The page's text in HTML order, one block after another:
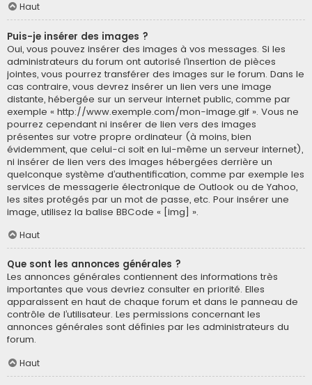
Haut
Puis-je insérer des images ?
Oui, vous pouvez insérer des images à vos messages. Si les
administrateurs du forum ont autorisé l’insertion de pièces
jointes, vous pourrez transférer des images sur le forum. Dans le
cas contraire, vous devrez insérer un lien vers une image
distante, hébergée sur un serveur internet public, comme par
exemple « http://www.exemple.com/mon-image.gif ». Vous ne
pourrez cependant ni insérer de lien vers des images
présentes sur votre propre ordinateur (à moins, bien
évidemment, que celui-ci soit en lui-même un serveur internet),
ni insérer de lien vers des images hébergées derrière un
quelconque système d’authentification, comme par exemple les
services de messagerie électronique de Outlook ou de Yahoo,
les sites protégés par un mot de passe, etc. Pour insérer une
image, utilisez la balise BBCode « [img] ».
Haut
Que sont les annonces générales ?
Les annonces générales contiennent des informations très
importantes que vous devriez consulter en priorité. Elles
apparaissent en haut de chaque forum et dans le panneau de
contrôle de l’utilisateur. Les permissions concernant les
annonces générales sont définies par les administrateurs du
forum.
Haut